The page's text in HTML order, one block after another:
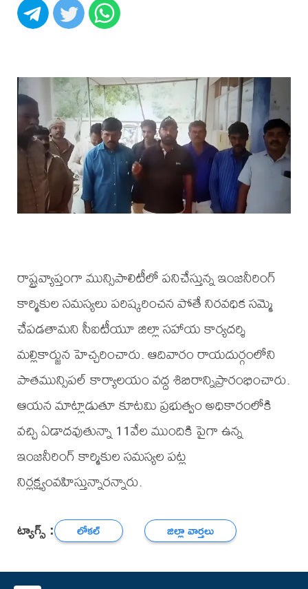
రాష్ట్రవ్యాప్తంగా మున్సిపాలిటీలో పనిచేస్తున్న ఇంజనీరింగ్
కార్మికుల సమస్యలు పరిష్కరించన పోతే నిరవధిక సమ్మె
చేపడతామని సీఐటీయూ జిల్లా సహాయ కార్యదర్శి
మల్లికార్జున హెచ్చరించారు. ఆదివారం రాయదుర్గంలోని
పాతమున్సిపల్ కార్యాలయం వద్ద శిబిరాన్నిప్రారంభించారు.
ఆయన మాట్లాడుతూ కూటమి ప్రభుత్వం అధికారంలోకి
వచ్చి ఏడాదవుతున్నా 11వేల ముందికి పైగా ఉన్న
ఇంజనీరింగ్ కార్మికుల సమస్యల పట్ల
నిర్లక్ష్యంవహిస్తున్నారన్నారు.
ట్యాగ్స్ : లోకల్ జిల్లా వార్తలు